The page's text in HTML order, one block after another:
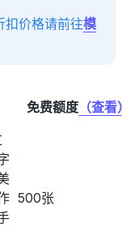
扣价格请前往模
免费额度 （查看
500张